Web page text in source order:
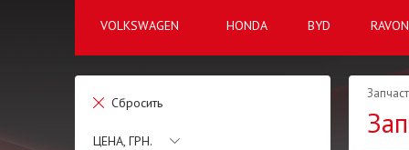
VOLKSWAGEN HONDA BYD RAVON
Сбросить
ЦЕНА, ГРН.